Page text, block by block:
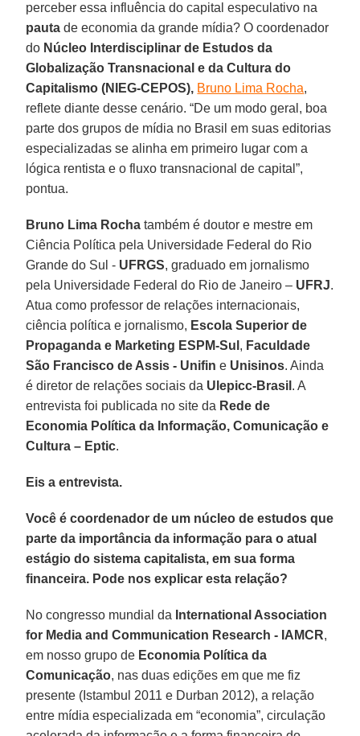
perceber essa influência do capital especulativo na
pauta de economia da grande mídia? O coordenador
do Núcleo Interdisciplinar de Estudos da
Globalização Transnacional e da Cultura do
Capitalismo (NIEG-CEPOS), Bruno Lima Rocha,
reflete diante desse cenário. “De um modo geral, boa
parte dos grupos de mídia no Brasil em suas editorias
especializadas se alinha em primeiro lugar com a
lógica rentista e o fluxo transnacional de capital”,
pontua.
Bruno Lima Rocha também é doutor e mestre em
Ciência Política pela Universidade Federal do Rio
Grande do Sul - UFRGS, graduado em jornalismo
pela Universidade Federal do Rio de Janeiro – UFRJ.
Atua como professor de relações internacionais,
ciência política e jornalismo, Escola Superior de
Propaganda e Marketing ESPM-Sul , Faculdade
São Francisco de Assis - Unifin e Unisinos. Ainda
é diretor de relações sociais da Ulepicc-Brasil . A
entrevista foi publicada no site da Rede de
Economia Política da Informação, Comunicação e
Cultura – Eptic.
Eis a entrevista.
Você é coordenador de um núcleo de estudos que
parte da importância da informação para o atual
estágio do sistema capitalista, em sua forma
financeira. Pode nos explicar esta relação?
No congresso mundial da International Association
for Media and Communication Research - IAMCR,
em nosso grupo de Economia Política da
Comunicação, nas duas edições em que me fiz
presente (Istambul 2011 e Durban 2012), a relação
entre mídia especializada em “economia”, circulação